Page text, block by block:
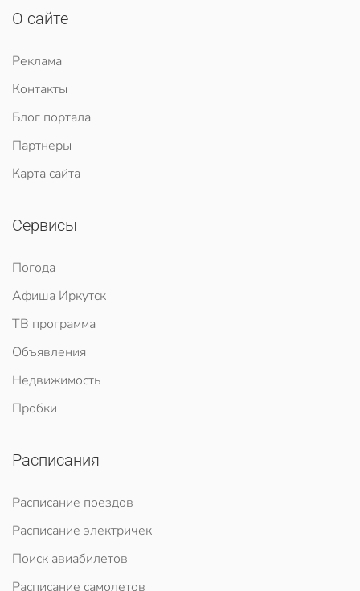
О сайте
Реклама
Контакты
Блог портала
Партнеры
Карта сайта
Сервисы
Погода
Афиша Иркутск
ТВ программа
Объявления
Недвижимость
Пробки
Расписания
Расписание поездов
Расписание электричек
Поиск авиабилетов
Расписание самолетов